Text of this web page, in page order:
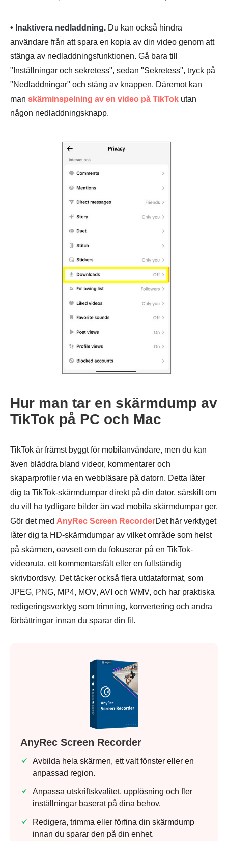
• Inaktivera nedladdning. Du kan också hindra
användare från att spara en kopia av din video genom att
stänga av nedladdningsfunktionen. Gå bara till
"Inställningar och sekretess", sedan "Sekretess", tryck på
"Nedladdningar" och stäng av knappen. Däremot kan
man skärminspelning av en video på TikTok utan
någon nedladdningsknapp.
Hur man tar en skärmdump av
TikTok på PC och Mac
TikTok är främst byggt för mobilanvändare, men du kan
även bläddra bland videor, kommentarer och
skaparprofiler via en webbläsare på datorn. Detta låter
dig ta TikTok-skärmdumpar direkt på din dator, särskilt om
du vill ha tydligare bilder än vad mobila skärmdumpar ger.
Gör det med AnyRec Screen RecorderDet här verktyget
låter dig ta HD-skärmdumpar av vilket område som helst
på skärmen, oavsett om du fokuserar på en TikTok-
videoruta, ett kommentarsfält eller en fullständig
skrivbordsvy. Det täcker också flera utdataformat, som
JPEG, PNG, MP4, MOV, AVI och WMV, och har praktiska
redigeringsverktyg som trimning, konvertering och andra
förbättringar innan du sparar din fil.
AnyRec Screen Recorder
Avbilda hela skärmen, ett valt fönster eller en
anpassad region.
Anpassa utskriftskvalitet, upplösning och fler
inställningar baserat på dina behov.
Redigera, trimma eller förfina din skärmdump
innan du sparar den på din enhet.